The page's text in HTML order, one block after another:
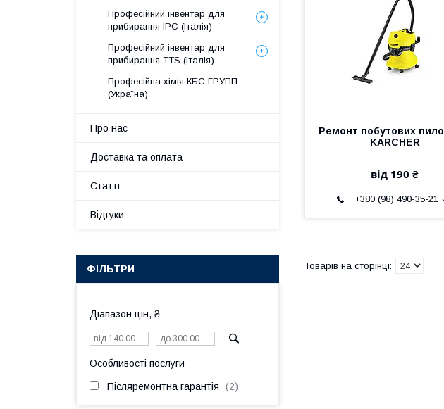
Ремонт побутових
KARCHER
від 190 ₴
+380 (98) 490-35-21
Професійний інвентар для
прибирання IPC (Італія)
Професійний інвентар для
прибирання TTS (Італія)
Професійна хімія КБС ГРУПП
(Україна)
Про нас
Доставка та оплата
Статті
Відгуки
ФІЛЬТРИ
Діапазон цін, ₴
Особливості послуги
Післяремонтна гарантія 2